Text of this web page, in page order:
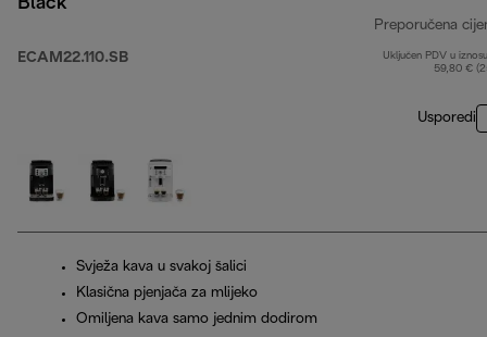
Black
ECAM22.110.SB
Preporučena
Uključen PDV u
59,80 €
Usporedi
Svježa kava u svakoj šalici
Klasična pjenjača za mlijeko
Omiljena kava samo jednim dodirom